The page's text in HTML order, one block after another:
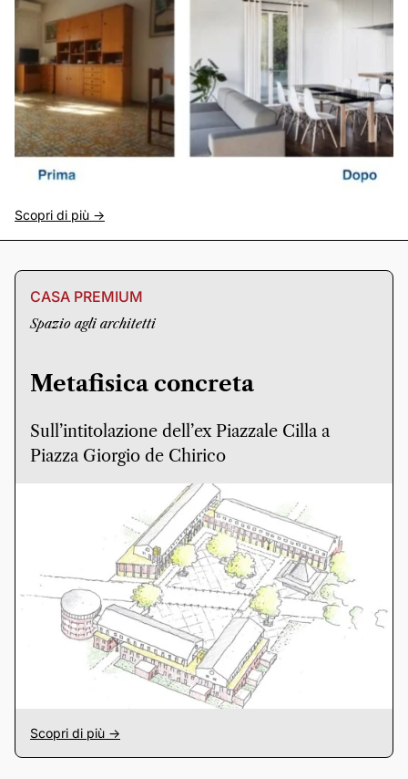
Scopri di più ->
CASA PREMIUM
Spazio agli architetti
Metafisica concreta
Sull’intitolazione dell’ex Piazzale Cilla a
Piazza Giorgio de Chirico
Scopri di più ->